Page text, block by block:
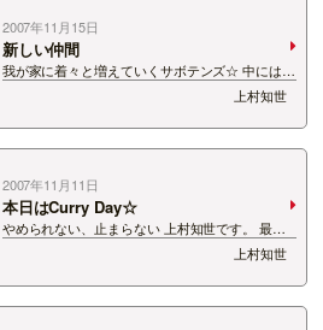
2007年11月15日
新しい仲間
我が家に着々と増えていくサボテンズ☆ 中には残
念ながら枯れてしまった子もいますが、 この度新
たに二人が仲間入り♪ 見てください！この凛々し
い顔！ クリスマス仕様な入れ物がかわいいと思い
ませんか？ 新店舗オープンで東京の本…
上村知世
2007年11月11日
本日はCurry Day☆
やめられない、止まらない 上村知世です。 最近
食欲が抑えられません。 厳しい冬に向け肥えろと
いう神からのお告げなのでしょうか？笑 今年こそ
は、雪降って欲しいですねぇ。 災害にならない程
度に雪の神様お願いしますよ!! さて…
上村知世